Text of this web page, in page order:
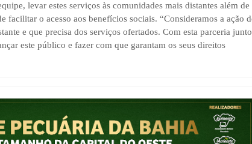
levar estes serviços às comunidades mais distantes além de
facilitar o acesso aos benefícios sociais. “Consideramos a ação
e que precisa dos serviços ofertados. Com esta parceria junto
este público e fazer com que garantam os seus direitos